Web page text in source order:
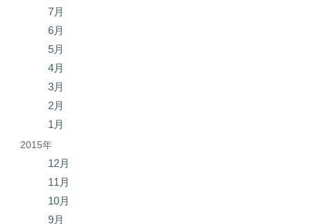
7月
6月
5月
4月
3月
2月
1月
2015年
12月
11月
10月
9月